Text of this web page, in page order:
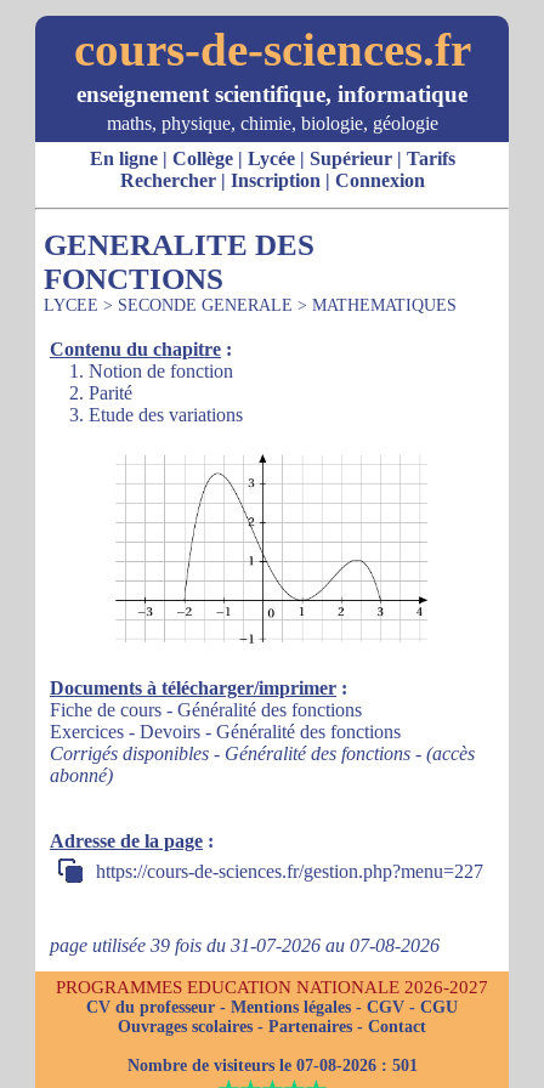
cours-de-sciences.fr
enseignement scientifique, informatique
maths, physique, chimie, biologie, géologie
En ligne| Collège| Lycée| Supérieur| Tarifs
Rechercher| Inscription | Connexion
GENERALITE DES
FONCTIONS
LYCEE > SECONDE GENERALE > MATHEMATIQUES
Contenu du chapitre :
1. Notion de fonction
2. Parité
3. Etude des variations
Documents à télécharger/imprimer :
Fiche de cours - Généralité des fonctions
Exercices - Devoirs - Généralité des fonctions
Corrigés disponibles - Généralité des fonctions - (accès
abonné)
Adresse de la page :
https://cours-de-sciences.fr/gestion.php?menu=227
page utilisée 39 fois du 31-07-2026 au 07-08-2026
PROGRAMMES EDUCATION NATIONALE 2026-2027
CV du professeur - Mentions légales - CGV - CGU
Ouvrages scolaires - Partenaires - Contact
Nombre de visiteurs le 07-08-2026 : 501